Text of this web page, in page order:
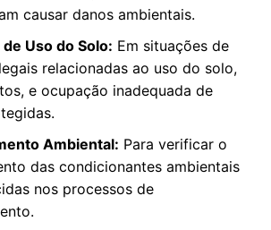
causar danos ambientais.
Uso do Solo: Em situações de
relacionadas ao uso do solo,
e ocupação inadequada de
Ambiental: Para verificar o
das condicionantes ambientais
nos processos de